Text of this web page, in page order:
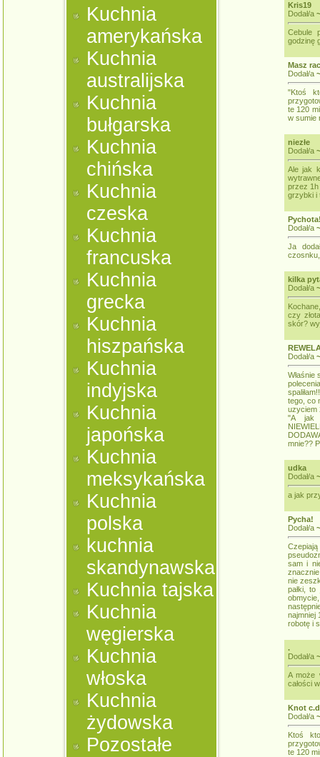
Kuchnia
amerykańska
Kuchnia
australijska
Kuchnia
bułgarska
Kuchnia
chińska
Kuchnia
czeska
Kuchnia
francuska
Kuchnia
grecka
Kuchnia
hiszpańska
Kuchnia
indyjska
Kuchnia
japońska
Kuchnia
meksykańska
Kuchnia
polska
kuchnia
skandynawska
Kuchnia tajska
Kuchnia
węgierska
Kuchnia
włoska
Kuchnia
żydowska
Pozostałe
Kris19
Dodał/a
Cebule
godzinę
Masz
Dodał/a
"Ktoś
te 120
w sumie
niezłe
Dodał/a
Ale jak
przez 1h
grzybki i
Dodał/a
Ja
kilka
Dodał/a
czy
skór?
Dodał/a
tego, co
uzyciem
"A jak
mnie??
udka
Dodał/a
a jak
Pycha!
Dodał/a
sam i
nie
pałki,
najmniej
robotę i
.
Dodał/a
A może
całości
Knot
Dodał/a
Ktoś
te 120